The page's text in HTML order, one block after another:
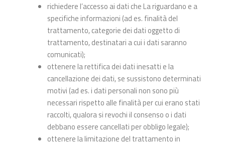
richiedere l’accesso ai dati che La riguardano e a
specifiche informazioni (ad es. finalità del
trattamento, categorie dei dati oggetto di
trattamento, destinatari a cui i dati saranno
comunicati);
ottenere la rettifica dei dati inesatti e la
cancellazione dei dati, se sussistono determinati
motivi (ad es. i dati personali non sono più
necessari rispetto alle finalità per cui erano stati
raccolti, qualora si revochi il consenso o i dati
debbano essere cancellati per obbligo legale);
ottenere la limitazione del trattamento in